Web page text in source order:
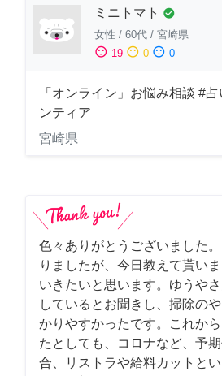
ミニトマト check_circle
女性 / 60代 / 宮崎県
sentiment_satisfied 19 sentiment_neutral 0 sentiment_dissatisfied 0
「オンライン」お悩み相談 #
ンティア
宮崎県
色々ありがとうございました
りましたが、今日教えて貰い
いきたいと思います。ゆうや
しているとお聞きし、掃除の
かりやすかったです。これか
たとしても、コロナなど、予
合、リストラや給料カットと